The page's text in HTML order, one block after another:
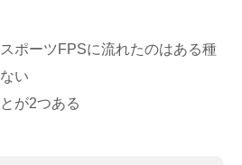
ポーツFPSに流れたのはある種
い
が2つある